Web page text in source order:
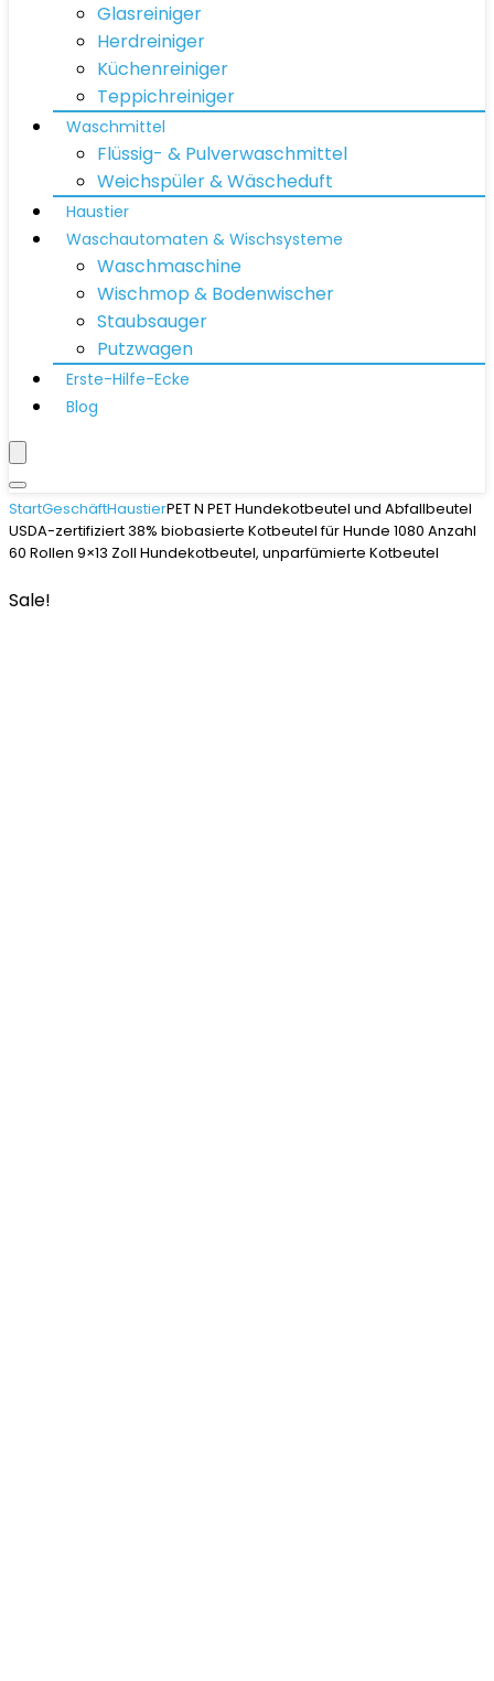
Glasreiniger
Herdreiniger
Küchenreiniger
Teppichreiniger
Waschmittel
Flüssig- & Pulverwaschmittel
Weichspüler & Wäscheduft
Haustier
Waschautomaten & Wischsysteme
Waschmaschine
Wischmop & Bodenwischer
Staubsauger
Putzwagen
Erste-Hilfe-Ecke
Blog
StartGeschäftHaustierPET N PET Hundekotbeutel und Abfallbeutel
USDA-zertifiziert 38% biobasierte Kotbeutel für Hunde 1080 Anzahl
60 Rollen 9×13 Zoll Hundekotbeutel, unparfümierte Kotbeutel
Sale!